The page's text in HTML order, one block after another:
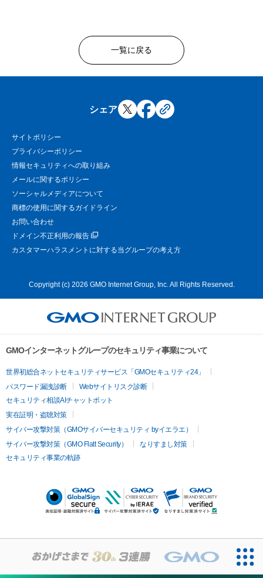
一覧に戻る
シェア
サイトポリシー
プライバシーポリシー
情報セキュリティへの取り組み
メールに関するポリシー
ソーシャルメディアについて
商標の使用に関するガイドライン
お問い合わせ
ドメイン不正利用の報告
カスタマーハラスメントに対する当グループの考え方
Copyright (c) 2026 GMO Internet Group, Inc. All Rights Reserved.
GMOインターネットグループのセキュリティ事業について
世界初総合ネットセキュリティサービス「GMOセキュリティ24」
パスワード漏洩診断
Webサイトリスク診断
セキュリティ相談AIチャットボット
実在証明・盗聴対策
サイバー攻撃対策（GMOサイバーセキュリティ byイエラエ）
サイバー攻撃対策（GMO Flatt Security）
なりすまし対策
セキュリティ事業の軌跡